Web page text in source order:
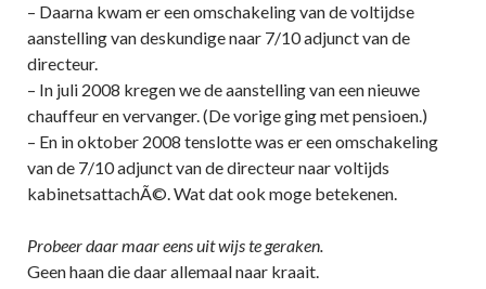
– Daarna kwam er een omschakeling van de voltijdse
aanstelling van deskundige naar 7/10 adjunct van de
directeur.
– In juli 2008 kregen we de aanstelling van een nieuwe
chauffeur en vervanger. (De vorige ging met pensioen.)
– En in oktober 2008 tenslotte was er een omschakeling
van de 7/10 adjunct van de directeur naar voltijds
kabinetsattachÃ©. Wat dat ook moge betekenen.
Probeer daar maar eens uit wijs te geraken.
Geen haan die daar allemaal naar kraait.